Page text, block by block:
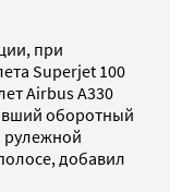
при
Superjet 100
Airbus A330
оборотный
рулежной
добавил